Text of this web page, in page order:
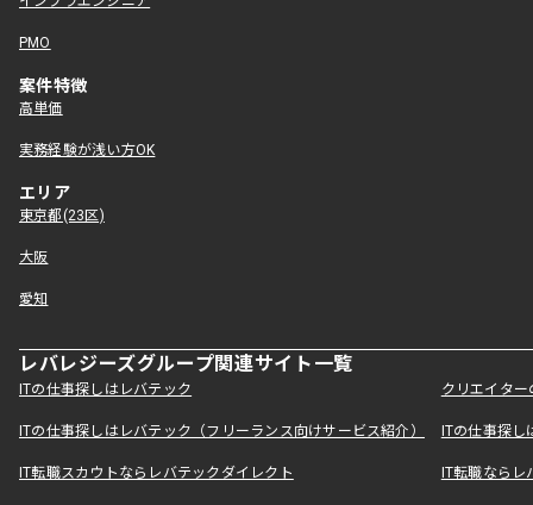
PMO
案件特徴
高単価
実務経験が浅い方OK
エリア
東京都(23区)
大阪
愛知
レバレジーズグループ関連サイト一覧
ITの仕事探しはレバテック クリエイタ
ITの仕事探しはレバテック（フリーランス向けサービス紹介） ITの仕事探
IT転職スカウトならレバテックダイレクト IT転職なら